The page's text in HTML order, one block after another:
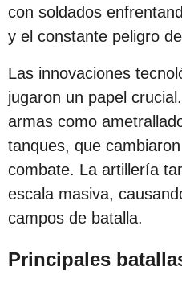
con soldados
y el constante peligro
Las innovaciones
jugaron un papel
armas como
tanques, que
combate. La artillería
escala masiva,
campos de batalla.
Principales